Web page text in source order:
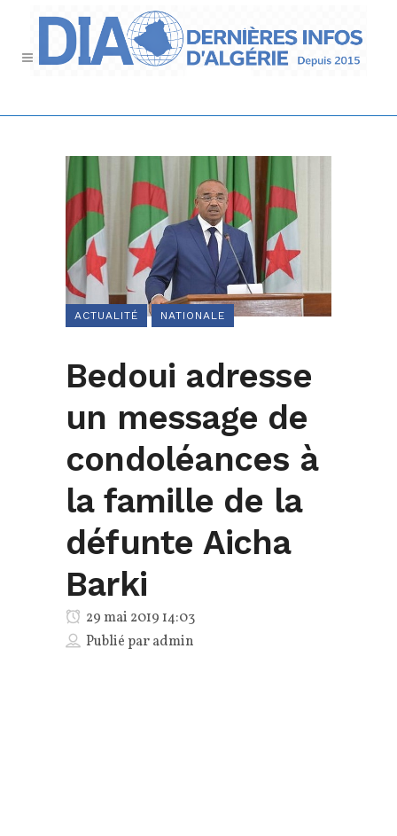
ACTUALITÉ NATIONALE
Bedoui adresse
un message de
condoléances à
la famille de la
défunte Aicha
Barki
29 mai 2019 14:03
Publié paradmin